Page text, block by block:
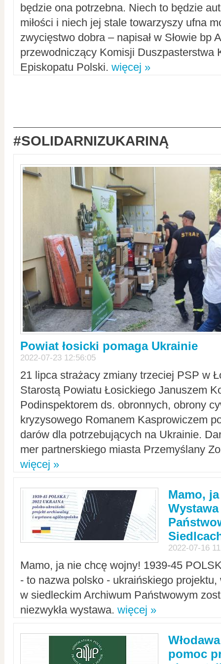
będzie ona potrzebna. Niech to będzie
miłości i niech jej stale towarzyszy ufna
zwycięstwo dobra – napisał w Słowie bp
przewodniczący Komisji Duszpasterstwa
Episkopatu Polski. więcej »
#SOLIDARNIZUKARINĄ
Powiat łosicki pomaga Ukrainie
2022-07-23 12:56:05
21 lipca strażacy zmiany trzeciej PSP w
Starostą Powiatu Łosickiego Januszem
Podinspektorem ds. obronnych, obrony
kryzysowego Romanem Kasprowiczem
darów dla potrzebujących na Ukrainie.
mer partnerskiego miasta Przemyślany
więcej »
Mamo,
2022-07-16
Mamo, ja nie chcę wojny! 1939-45
- to nazwa polsko - ukraińskiego
w siedleckim Archiwum Państwowym
niezwykła wystawa. więcej »
pomoc